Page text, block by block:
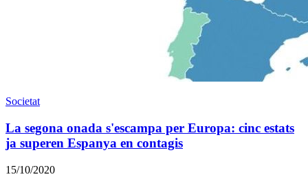
Societat
La segona onada s'escampa per Europa: cinc estats
ja superen Espanya en contagis
15/10/2020